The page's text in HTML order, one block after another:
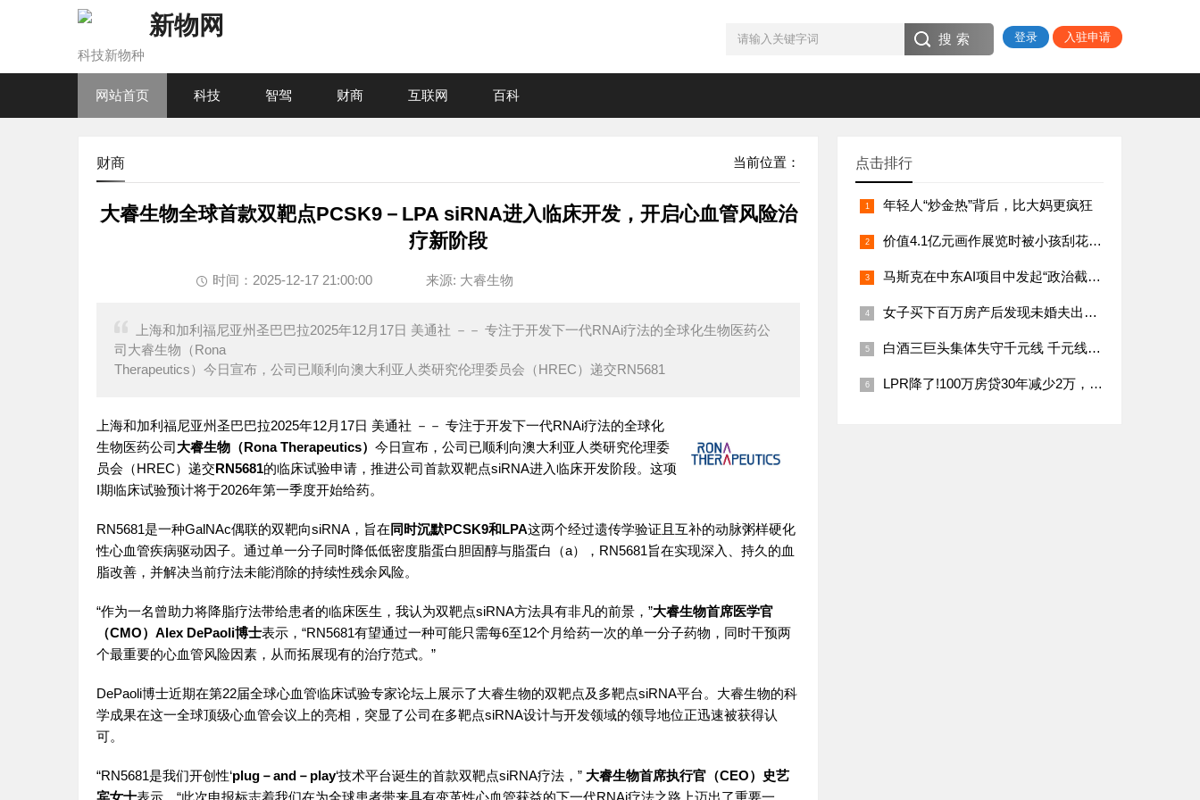
登录 入驻申请
新物网
科技新物种
网站首页 科技 智驾 财商 互联网 百科
当前位置：
财商
大睿生物全球首款双靶点PCSK9－LPA siRNA进入临床开发，开启心血管风险治
疗新阶段
时间：2025-12-17 21:00:00 来源: 大睿生物
上海和加利福尼亚州圣巴巴拉2025年12月17日 美通社 －－ 专注于开发下一代RNAi疗法的全球化生物医药公
司大睿生物（Rona
Therapeutics）今日宣布，公司已顺利向澳大利亚人类研究伦理委员会（HREC）递交RN5681
上海和加利福尼亚州圣巴巴拉2025年12月17日 美通社 －－ 专注于开发下一代RNAi疗法的全球化
生物医药公司大睿生物（Rona Therapeutics） 今日宣布， 公司已顺利向澳大利亚人类研究伦理委
员会（HREC）递交RN5681的临床试验申请 ，推进公司首款双靶点siRNA进入临床开发阶段。这项
I期临床试验预计将于2026年第一季度开始给药。
RN5681是一种GalNAc偶联的双靶向siRNA，旨在 同时沉默PCSK9和LPA这两个经过遗传学验证且互补的动脉粥样硬化
性心血管疾病驱动因子。通过单一分子同时降低低密度脂蛋白胆固醇与脂蛋白（a），RN5681旨在实现深入、持久的血
脂改善，并解决当前疗法未能消除的持续性残余风险。
“作为一名曾助力将降脂疗法带给患者的临床医生，我认为双靶点siRNA方法具有非凡的前景，”大睿生物首席医学官
（CMO）Alex DePaoli博士表示，“RN5681有望通过一种可能只需每6至12个月给药一次的单一分子药物，同时干预两
个最重要的心血管风险因素，从而拓展现有的治疗范式。”
DePaoli博士近期在第22届全球心血管临床试验专家论坛 上展示了大睿生物的双靶点及多靶点siRNA平台。大睿生物的科
学成果在这一全球顶级心血管会议上的亮相，突显了公司在多靶点siRNA设计与开发领域的领导地位正迅速被获得认
可。
“RN5681是我们开创性‘plug－and－play‘技术平台诞生的首款双靶点siRNA疗法，” 大睿生物首席执行官（CEO）史艺
宾女士表示，“此次申报标志着我们在为全球患者带来具有变革性心血管获益的下一代RNAi疗法之路上迈出了重要一
点击排行
年轻人“炒金热”背后，比大妈更疯狂
价值4.1亿元画作展览时被小孩刮花，作品为栗色上的灰橙8号
马斯克在中东AI项目中发起“政治截胡”，xAI公司寻求加入阿联酋数十亿美元计划
女子买下百万房产后发现未婚夫出轨，法官这样判
白酒三巨头集体失守千元线 千元线更难守
LPR降了!100万房贷30年减少2万，市场影响几何？